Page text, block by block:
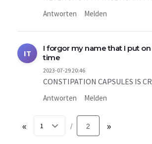
Antworten Melden
IT
I forgor my name that I put
time
2023-07-29 20:46
CONSTIPATION CAPSULES IS
Antworten Melden
« / 2 »